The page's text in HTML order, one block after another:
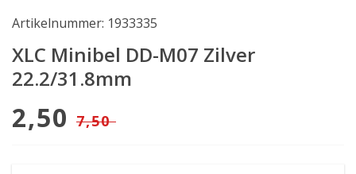
Artikelnummer: 1933335
XLC Minibel DD-M07 Zilver
22.2/31.8mm
2,50 7,50